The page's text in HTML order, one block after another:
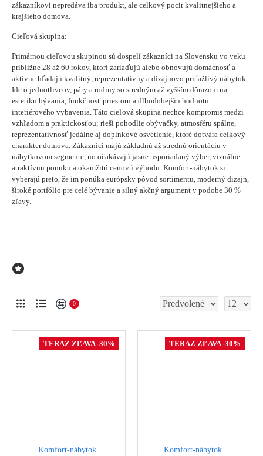
zákazníkovi nepredáva iba produkt, ale celkový pocit kvalitnejšieho a
krajšieho domova.
Cieľová skupina:
Primárnou cieľovou skupinou sú dospelí zákazníci na Slovensku vo veku
približne 28 až 60 rokov, ktorí zariaďujú alebo obnovujú domácnosť a
aktívne hľadajú kvalitný, reprezentatívny a dizajnovo príťažlivý nábytok.
Ide o jednotlivcov, páry a rodiny so stredným až vyšším dôrazom na
estetiku bývania, funkčnosť priestoru a dlhodobejšiu hodnotu
interiérového vybavenia. Táto cieľová skupina nechce kompromis medzi
vzhľadom a praktickosťou; rieši pohodlie obývačky, atmosféru spálne,
reprezentatívnosť jedálne aj doplnkové osvetlenie, ktoré dotvára celkový
charakter domova. Zákazníci majú základnú až strednú orientáciu v
nábytkovom segmente, no očakávajú jasne usporiadaný výber, vizuálne
atraktívnu ponuku a okamžitú cenovú výhodu. Komfort-nábytok si
vyberajú preto, že im ponúka európsky pôvod sortimentu, moderný dizajn,
široké portfólio pre celé bývanie a silný akčný argument v podobe 30 %
zľavy.
0
TERAZ ZĽAVA -30%
Komfort-nábytok
TERAZ ZĽAVA -30%
Komfort-nábytok